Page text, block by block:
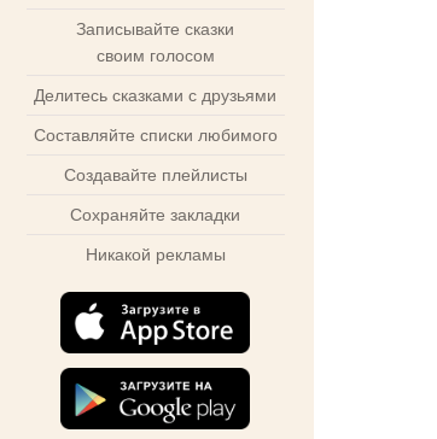
Записывайте сказки
своим голосом
Делитесь сказками с друзьями
Составляйте списки любимого
Создавайте плейлисты
Сохраняйте закладки
Никакой рекламы